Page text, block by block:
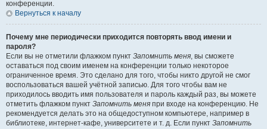
конференции.
Вернуться к началу
Почему мне периодически приходится повторять ввод имени и
пароля?
Если вы не отметили флажком пункт Запомнить меня, вы сможете
оставаться под своим именем на конференции только некоторое
ограниченное время. Это сделано для того, чтобы никто другой не смог
воспользоваться вашей учётной записью. Для того чтобы вам не
приходилось вводить имя пользователя и пароль каждый раз, вы можете
отметить флажком пункт Запомнить меня при входе на конференцию. Не
рекомендуется делать это на общедоступном компьютере, например в
библиотеке, интернет-кафе, университете и т. д. Если пункт Запомнить